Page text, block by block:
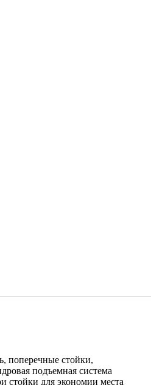
поперечные стойки,
подъемная система
стойки для экономии места